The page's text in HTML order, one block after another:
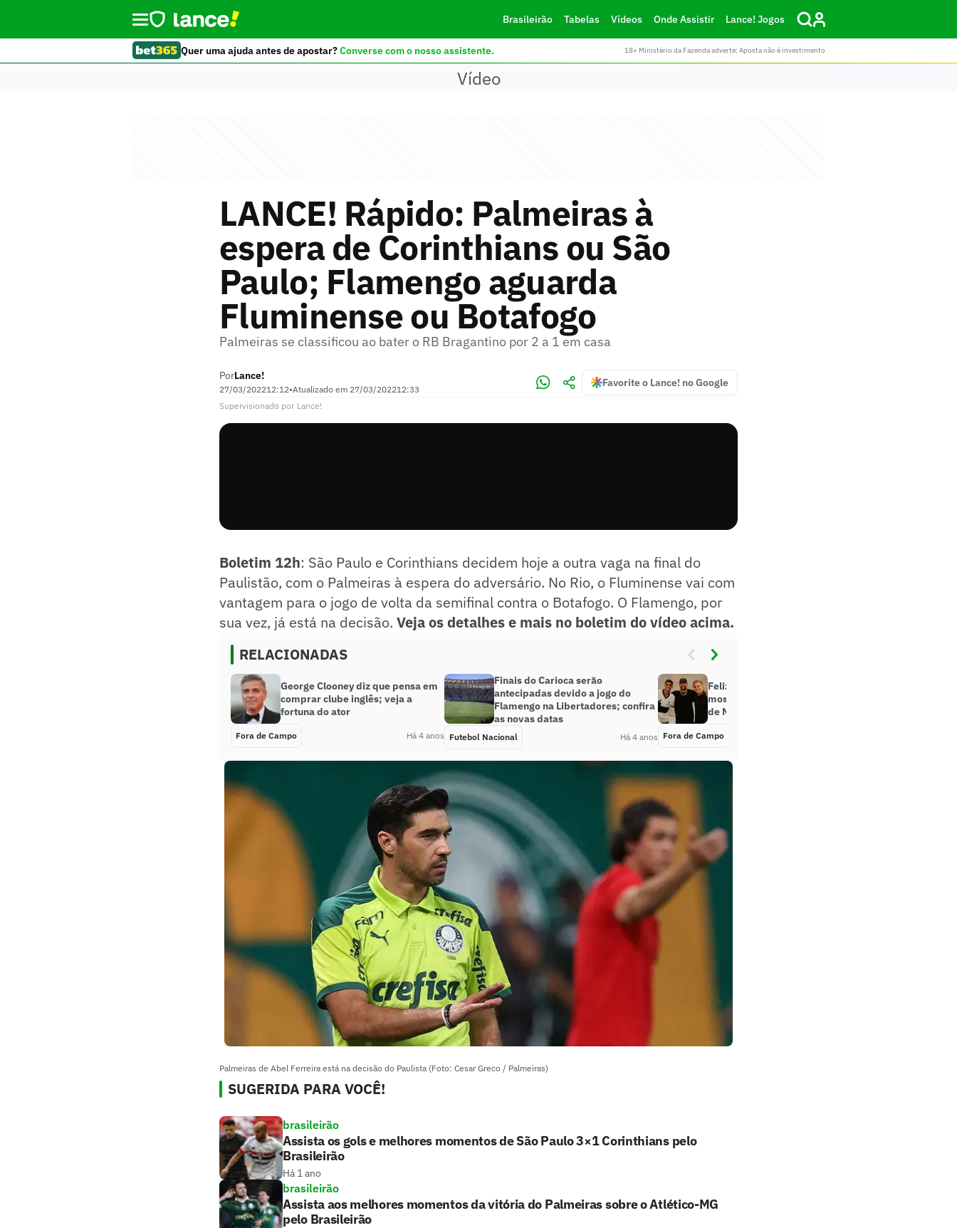
Brasileirão Tabelas Vídeos Onde Assistir Lance! Jogos
Quer uma ajuda antes de apostar?Converse com o nosso assistente. 18+ Ministério da Fazenda adverte: Aposta não é investimento
Vídeo
LANCE! Rápido: Palmeiras à
espera de Corinthians ou São
Paulo; Flamengo aguarda
Fluminense ou Botafogo
Palmeiras se classificou ao bater o RB Bragantino por 2 a 1 em casa
PorLance!
27/03/202212:12•Atualizado em 27/03/202212:33
Favorite o Lance! no Google
Supervisionado por Lance!
Boletim 12h: São Paulo e Corinthians decidem hoje a outra vaga na final do
Paulistão, com o Palmeiras à espera do adversário. No Rio, o Fluminense vai com
vantagem para o jogo de volta da semifinal contra o Botafogo. O Flamengo, por
sua vez, já está na decisão. Veja os detalhes e mais no boletim do vídeo acima.
RELACIONADAS
George Clooney diz que pensa em
comprar clube inglês; veja a
fortuna do ator
Fora de Campo Há 4 anos
Finais do Carioca serão
antecipadas devido a jogo do
Flamengo na Libertadores; confira
as novas datas
Futebol Nacional Há 4 anos
Feliz da vida, Luva de Pedreiro
mostra os presentes que ganhou
de Neymar; assista!
Fora de Campo
Palmeiras de Abel Ferreira está na decisão do Paulista (Foto: Cesar Greco / Palmeiras)
SUGERIDA PARA VOCÊ!
brasileirão
Assista os gols e melhores momentos de São Paulo 3×1 Corinthians pelo
Brasileirão
Há 1 ano
brasileirão
Assista aos melhores momentos da vitória do Palmeiras sobre o Atlético-MG
pelo Brasileirão